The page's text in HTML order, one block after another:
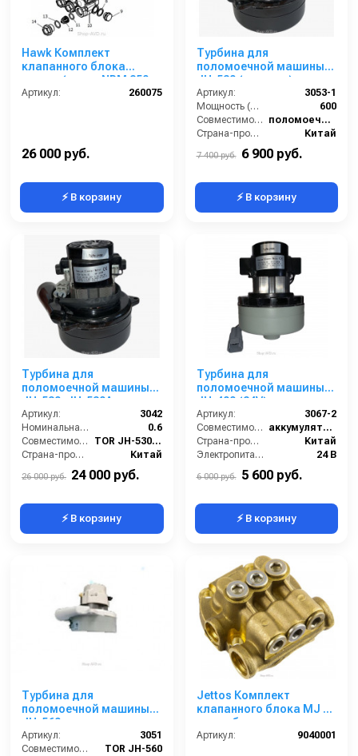
Hawk Комплект
клапанного блока
помпы (серия NPM 250
бар)
Артикул: 260075
26 000 руб.
⚡ В корзину
Турбина для
поломоечной машины
JH-530 (сетевая)
Артикул:
3053-1
Мощность (Вт):
600
Совместимость:
поломоечная машина JH-530
Страна-производитель:
Китай
7 400 руб. 6 900 руб.
⚡ В корзину
Турбина для
поломоечной машины
JH-530, JH-530A
Артикул:
3042
Номинальная мощность, кВт:
0.6
Совместимость:
TOR JH-530, JH-530А
Страна-производитель:
Китай
26 000 руб. 24 000 руб.
⚡ В корзину
Турбина для
поломоечной машины
JH-400 (24V)
Артикул:
3067-2
Совместимость:
аккумуляторная поломоечная машина JH-400 (VRLA GEL аккумуляторы), JH-400 (LITHIUM аккумулятор).
Страна-производитель:
Китай
Электропитание:
24 В
6 000 руб. 5 600 руб.
⚡ В корзину
Турбина для
поломоечной машины
JH-560
Артикул:
3051
Совместимость:
TOR JH-560
Jettos Комплект
клапанного блока MJ 20
мм в сборе
Артикул: 9040001